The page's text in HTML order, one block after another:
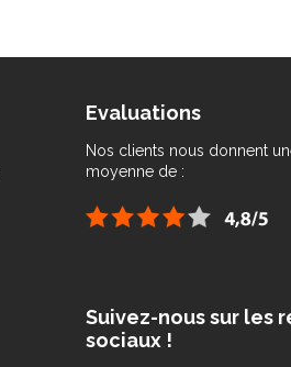
Evaluations
Nos clients nous donnent
moyenne de :
Suivez-nous sur les
sociaux !